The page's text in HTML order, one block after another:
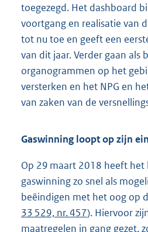
toegezegd. Het dashboard
voortgang en realisatie van
tot nu toe en geeft een
van dit jaar. Verder gaan als
organogrammen op het
versterken en het NPG en
van zaken van de
Gaswinning loopt op zijn
Op 29 maart 2018 heeft
gaswinning zo snel als
beëindigen met het oog op
33 529, nr. 457). Hiervoor
maatregelen in gang gezet,